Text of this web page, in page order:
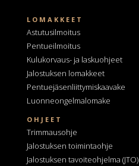
LOMAKKEET
Astutusilmoitus
Pentueilmoitus
Kulukorvaus- ja laskuohjeet
Jalostuksen lomakkeet
Pentuejäsenliittymiskaavake
Luonneongelmalomake
OHJEET
Trimmausohje
Jalostuksen toimintaohje
Jalostuksen tavoiteohjelma (JTO)